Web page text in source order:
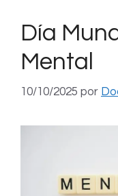
Día
Mental
10/10/2025 por